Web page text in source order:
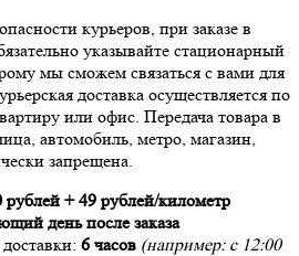
курьеров, при заказе в
указывайте стационарный
мы сможем связаться с вами для
доставка осуществляется по
или офис. Передача товара в
автомобиль, метро, магазин,
запрещена.
рублей + 49 рублей/километр
день после заказа
6 часов (например: с 12:00